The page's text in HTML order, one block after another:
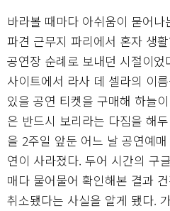
바라볼 때마다 아쉬움이 묻어
파견 근무지 파리에서 혼자 생
공연장 순례로 보내던 시절이었
사이트에서 라사 데 셀라의 이
있을 공연 티켓을 구매해 하늘
은 반드시 보리라는 다짐을 해
을 2주일 앞둔 어느 날 공연예
연이 사라졌다. 두어 시간의 구
매다 물어물어 확인해본 결과
취소됐다는 사실을 알게 됐다.